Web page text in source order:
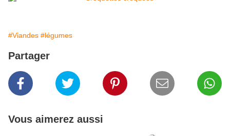
#Viandes #légumes
Partager
Vous aimerez aussi